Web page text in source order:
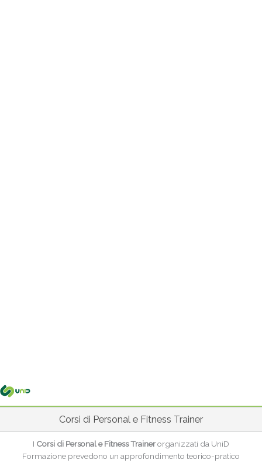
Corsi di Personal e Fitness Trainer
I Corsi di Personal e Fitness Trainerorganizzati da UniD
Formazione prevedono un approfondimento teorico-pratico